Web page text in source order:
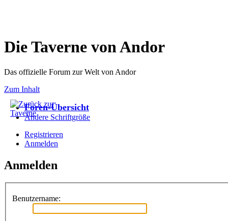
Die Taverne von Andor
Das offizielle Forum zur Welt von Andor
Zum Inhalt
Foren-Übersicht
Ändere Schriftgröße
Registrieren
Anmelden
Anmelden
Benutzername: